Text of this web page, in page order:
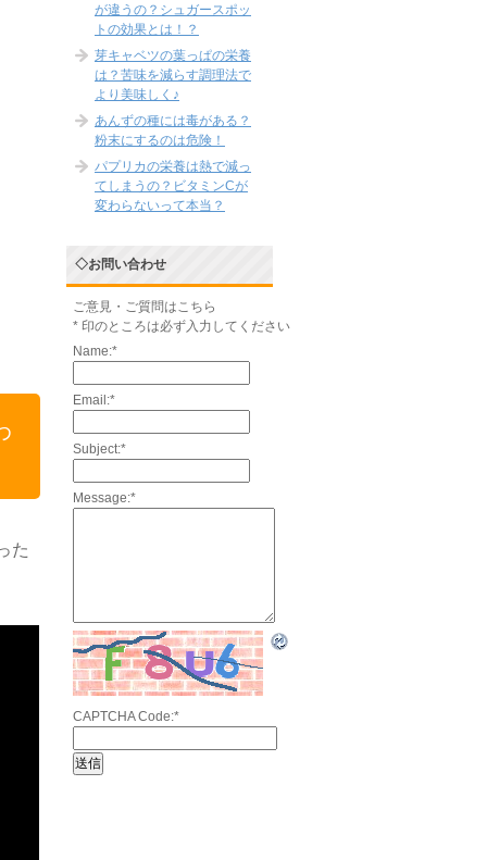
た
が違うの？シュガースポッ
トの効果とは！？
芽キャベツの葉っぱの栄養
は？苦味を減らす調理法で
より美味しく♪
あんずの種には毒がある？
粉末にするのは危険！
パプリカの栄養は熱で減っ
てしまうの？ビタミンCが
変わらないって本当？
◇お問い合わせ
ご意見・ご質問はこちら
* 印のところは必ず入力してください
Name:*
Email:*
Subject:*
Message:*
CAPTCHA Code:*